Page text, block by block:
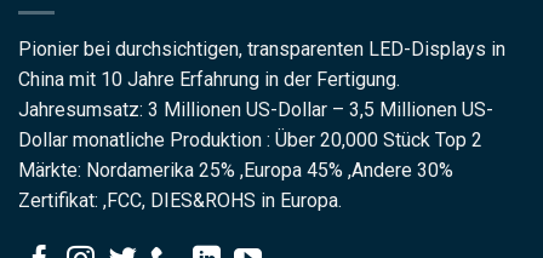
Pionier bei durchsichtigen, transparenten LED-Displays in
China mit 10 Jahre Erfahrung in der Fertigung.
Jahresumsatz: 3 Millionen US-Dollar – 3,5 Millionen US-
Dollar monatliche Produktion : Über 20,000 Stück Top 2
Märkte: Nordamerika 25% ,Europa 45% ,Andere 30%
Zertifikat: ,FCC, DIES&ROHS in Europa.